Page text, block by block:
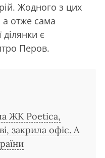
Жодного з цих
а отже сама
є
Перов.
ЖК Poetica,
закрила офіс. А